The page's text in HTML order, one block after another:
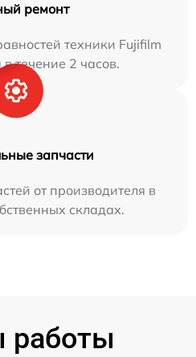
ремонт
техники Fujifilm
течение 2 часов.
запчасти
от производителя в
складах.
работы